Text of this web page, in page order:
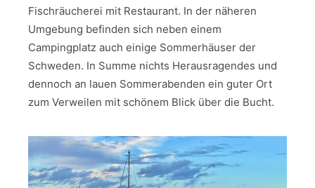
Fischräucherei mit Restaurant. In der näheren
Umgebung befinden sich neben einem
Campingplatz auch einige Sommerhäuser der
Schweden. In Summe nichts Herausragendes und
dennoch an lauen Sommerabenden ein guter Ort
zum Verweilen mit schönem Blick über die Bucht.